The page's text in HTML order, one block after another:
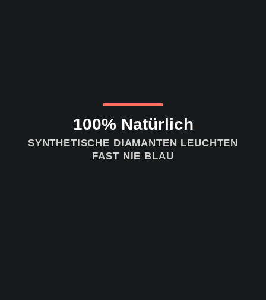
100% Natürlich
SYNTHETISCHE DIAMANTEN LEUCHTEN
FAST NIE BLAU